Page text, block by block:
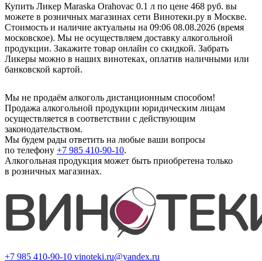
Купить Ликер Maraska Orahovac 0.1 л по цене 468 руб. вы
можете в розничных магазинах сети Винотеки.ру в Москве.
Стоимость и наличие актуальны на 09:06 08.08.2026 (время
московское). Мы не осуществляем доставку алкогольной
продукции. Закажите товар онлайн со скидкой. Забрать
Ликеры можно в наших винотеках, оплатив наличными или
банковской картой.
Мы не продаём алкоголь дистанционным способом!
Продажа алкогольной продукции юридическим лицам
осуществляется в соответствии с действующим
законодательством.
Мы будем рады ответить на любые ваши вопросы
по телефону +7 985 410-90-10.
Алкогольная продукция может быть приобретена только
в розничных магазинах.
+7 985 410-90-10 vinoteki.ru@yandex.ru